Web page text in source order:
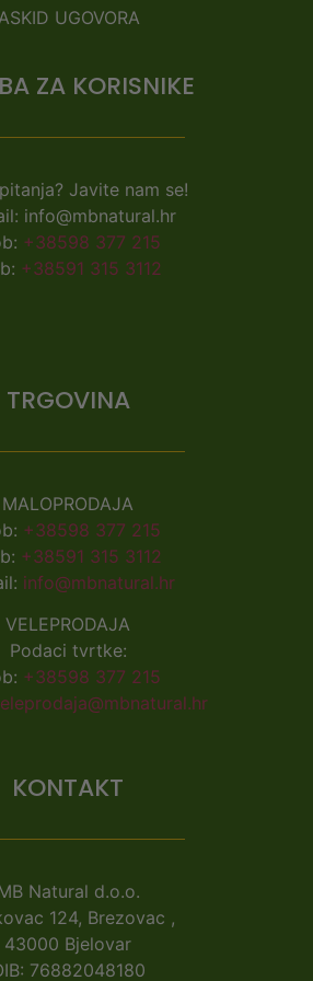
UGOVORA
ZA KORISNIKE
Javite nam se!
info@mbnatural.hr
+38598 377 215
+38591 315 3112
TRGOVINA
MALOPRODAJA
+38598 377 215
+38591 315 3112
info@mbnatural.hr
VELEPRODAJA
Podaci tvrtke:
+38598 377 215
KONTAKT
Natural d.o.o.
124, Brezovac ,
43000 Bjelovar
76882048180